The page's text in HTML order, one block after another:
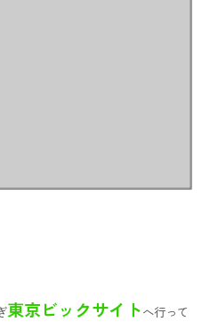
東京ビックサイトへ行って